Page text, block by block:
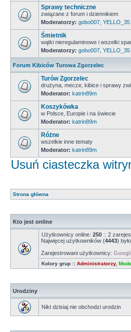
Sprawy techniczne
związane z forum i dziennikiem
Moderatorzy: gobo007 YELLO_35
Śmietnik
wątki nieregulaminowe i wszelki
Moderatorzy: gobo007 YELLO_35
Forum Kibiców Turowa Zgorzelec
Turów Zgorzelec
drużyna, mecze, kibice i sprawy
Moderator: katrin89m
Koszykówka
w Polsce, Europie i na świecie
Moderator: katrin89m
Różne
wszelkie inne tematy
Moderator: katrin89m
Usuń ciasteczka
Strona główna
Kto jest online
Użytkownicy online: 250 :: 2
Najwięcej użytkowników (4443)
Zarejestrowani użytkownicy:
Kolory grup :: Administratorzy,
Urodziny
Nikt dzisiaj nie obchodzi urodzin